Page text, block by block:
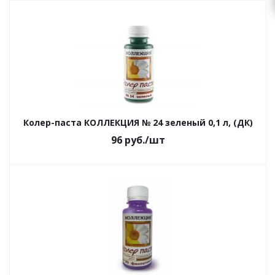
Колер-паста КОЛЛЕКЦИЯ № 24 зеленый 0,1 л, (ДК)
96 руб./шт